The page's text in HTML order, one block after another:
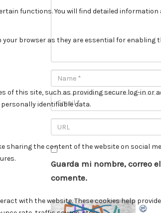
Guarda mi nombre, correo
comente.